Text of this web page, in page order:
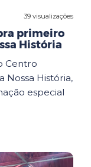
39 visualizações
primeiro
História
Centro
Nossa História,
especial